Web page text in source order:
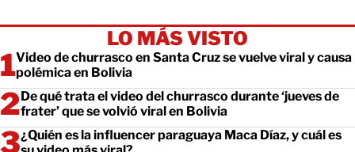
LO MÁS VISTO
Video de churrasco en Santa Cruz se vuelve viral y causa
polémica en Bolivia
De qué trata el video del churrasco durante ‘jueves de
frater’ que se volvió viral en Bolivia
¿Quién es la influencer paraguaya Maca Díaz, y cuál es